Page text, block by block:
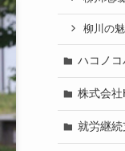
柳川の
ハコノコ
株式会
就労継